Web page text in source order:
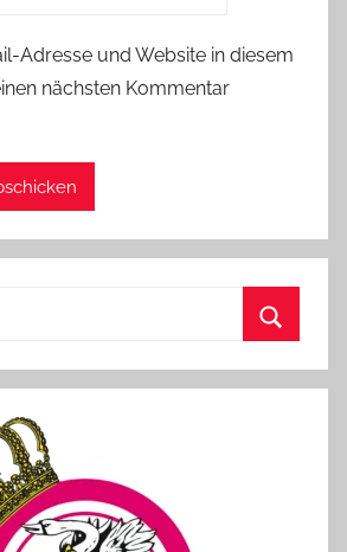
Adresse und Website in diesem
nächsten Kommentar